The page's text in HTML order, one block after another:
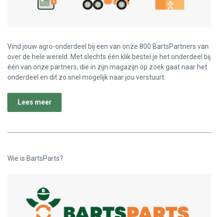
Vind jouw agro-onderdeel bij een van onze 800 BartsPartners van
over de hele wereld. Met slechts één klik bestel je het onderdeel bij
één van onze partners, die in zijn magazijn op zoek gaat naar het
onderdeel en dit zo snel mogelijk naar jou verstuurt.
Lees meer
Wie is BartsParts?